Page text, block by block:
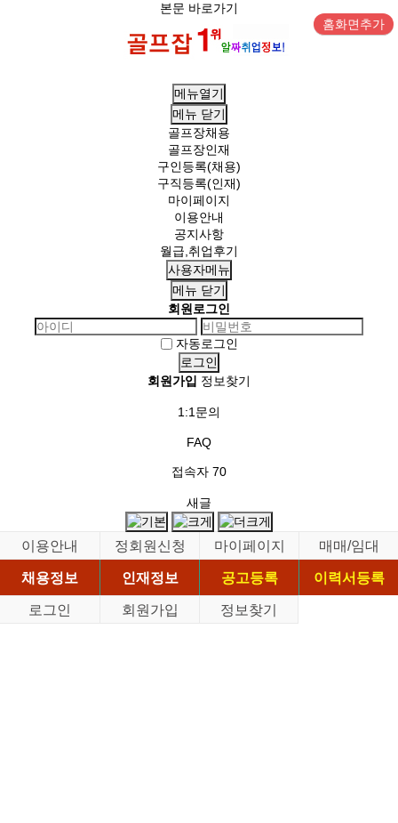
본문 바로가기
홈화면추가
메뉴열기
메뉴 닫기
골프장채용
골프장인재
구인등록(채용)
구직등록(인재)
마이페이지
이용안내
공지사항
월급,취업후기
사용자메뉴
메뉴 닫기
회원로그인
자동로그인
회원가입 정보찾기
1:1문의
FAQ
접속자 70
새글
이용안내 정회원신청 마이페이지
매매/임대
채용정보
인재정보 공고등록
이력서등록
로그인
회원가입 정보찾기